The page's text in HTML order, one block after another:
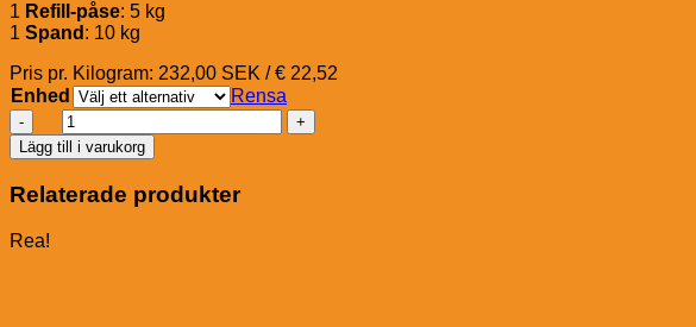
1 Refill-påse: 5 kg
1 Spand : 10 kg
Pris pr. Kilogram: 232,00 SEK / € 22,52
Enhed
Rensa
Hippolyt
Gold
Medal
mängd
Lägg till i varukorg
Relaterade produkter
Rea!